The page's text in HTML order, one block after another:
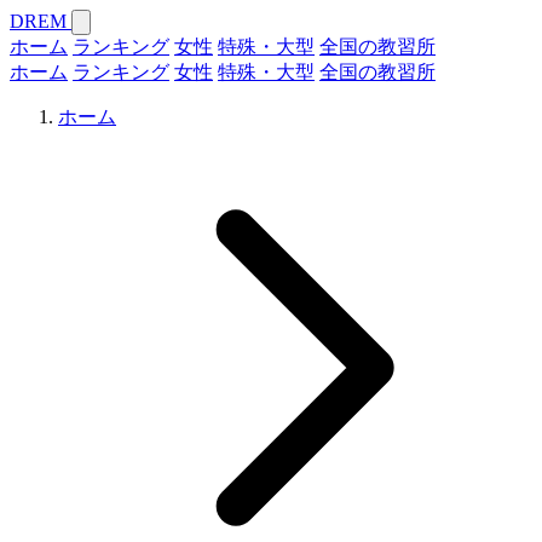
DREM
ホーム ランキング 女性 特殊・大型 全国の教習所
ホーム ランキング 女性 特殊・大型 全国の教習所
ホーム